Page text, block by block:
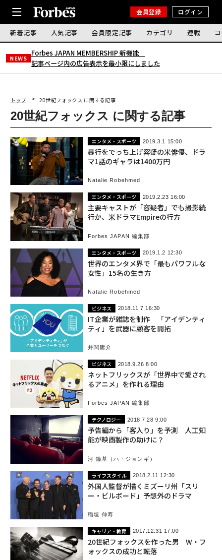
会員登録 ログイン
新着記事 人気記事 会員限定記事 カテゴリ 連載
NEWS
Forbes JAPAN MEMBERSHIP 新機能｜
記事ページ内の広告表示を最小限にしました
トップ 20世紀フォックス に関する記事
20世紀フォックス に関する記事
エンタメ・スポーツ 2019.3.1 15:00
暴行をでっち上げ容疑の米俳優、ドラ
マ1話のギャラは1400万円
Natalie Robehmed
エンタメ・スポーツ 2019.2.23 16:00
主要キャストが「容疑者」でも撮影続
行か、米ドラマEmpireの行方
Forbes JAPAN 編集部
エンタメ・スポーツ 2019.1.2 12:30
世界のエンタメ界で「最もパワフルな
女性」15名の生き方
Natalie Robehmed
ビジネス 2018.11.7 16:30
IT企業が雑誌を制作 「アイデンティ
ティ」を武器に顧客を開拓
井関庸介
ビジネス 2018.9.26 8:00
ネットフリックスが「世界中で愛され
るアニメ」を作れる理由
Forbes JAPAN 編集部
テクノロジー 2018.7.28 9:00
予告編から「客入り」を予測 人工知
能が映画製作の助けに？
河 鐘基（ハ・ジョンギ）
ライフスタイル 2018.2.11 12:30
外国人監督が描くミズーリ州「スリ
ー・ビルボード」予想外のドラマ
稲垣 伸寿
キャリア・教育 2017.12.31 17:00
20世紀フォックスを作った男 W・フ
ォックスの成功と転落